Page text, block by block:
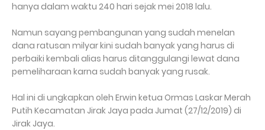
hanya dalam waktu 240 hari sejak mei 2018 lalu.
Namun sayang pembangunan yang sudah menelan
dana ratusan milyar kini sudah banyak yang harus di
perbaiki kembali alias harus ditanggulangi lewat dana
pemeliharaan karna sudah banyak yang rusak.
Hal ini di ungkapkan oleh Erwin ketua Ormas Laskar Merah
Putih Kecamatan Jirak Jaya pada Jumat (27/12/2019) di
Jirak Jaya.